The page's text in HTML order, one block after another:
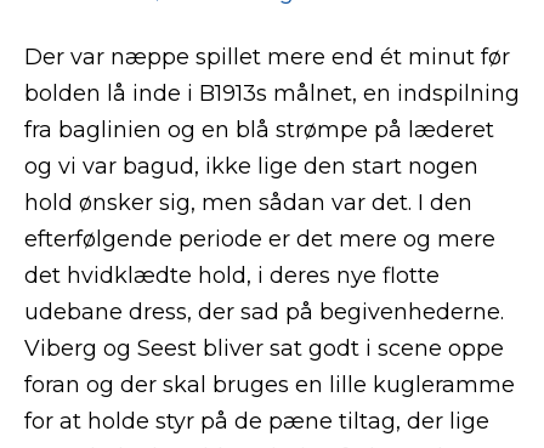
Der var næppe spillet mere end ét minut før
bolden lå inde i B1913s målnet, en indspilning
fra baglinien og en blå strømpe på læderet
og vi var bagud, ikke lige den start nogen
hold ønsker sig, men sådan var det. I den
efterfølgende periode er det mere og mere
det hvidklædte hold, i deres nye flotte
udebane dress, der sad på begivenhederne.
Viberg og Seest bliver sat godt i scene oppe
foran og der skal bruges en lille kugleramme
for at holde styr på de pæne tiltag, der lige